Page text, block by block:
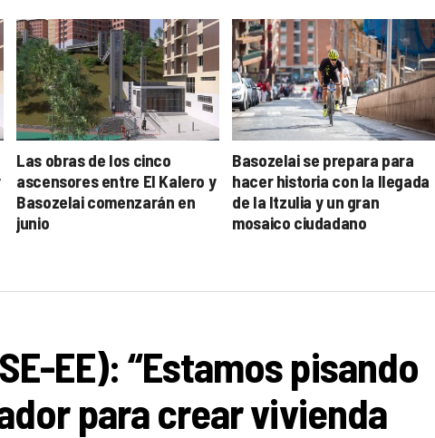
Las obras de los cinco
ascensores entre El Kalero y
Basozelai comenzarán en
junio
Basozelai se prepara para
hacer historia con la llegada
de la Itzulia y un gran
mosaico ciudadano
EE): “Estamos pisando
para crear vivienda